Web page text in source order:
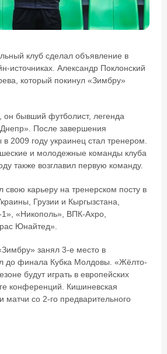
клуб сделал объявление в
источниках. Александр Поклонский
который покинул «Зимбру»
он бывший футболист, легенда
После завершения
в 2009 году украинец стал тренером.
и молодежные команды клуба
также возглавил первую команду.
свою карьеру на тренерском посту в
Грузии и Кыргызстана,
«Никополь», ВПК-Ахро,
Юнайтед».
занял 3-е место в
до финала Кубка Молдовы. «Жёлто-
будут играть в европейских
конференций. Кишиневская
матчи со 2-го предварительного